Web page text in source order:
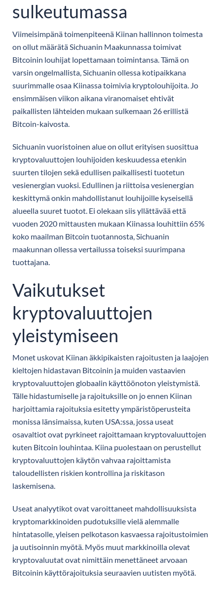
sulkeutumassa
Viimeisimpänä toimenpiteenä Kiinan hallinnon toimesta
on ollut määrätä Sichuanin Maakunnassa toimivat
Bitcoinin louhijat lopettamaan toimintansa. Tämä on
varsin ongelmallista, Sichuanin ollessa kotipaikkana
suurimmalle osaa Kiinassa toimivia kryptolouhijoita. Jo
ensimmäisen viikon aikana viranomaiset ehtivät
paikallisten lähteiden mukaan sulkemaan 26 erillistä
Bitcoin-kaivosta.
Sichuanin vuoristoinen alue on ollut erityisen suosittua
kryptovaluuttojen louhijoiden keskuudessa etenkin
suurten tilojen sekä edullisen paikallisesti tuotetun
vesienergian vuoksi. Edullinen ja riittoisa vesienergian
keskittymä onkin mahdollistanut louhijoille kyseisellä
alueella suuret tuotot. Ei olekaan siis yllättävää että
vuoden 2020 mittausten mukaan Kiinassa louhittiin 65%
koko maailman Bitcoin tuotannosta, Sichuanin
maakunnan ollessa vertailussa toiseksi suurimpana
tuottajana.
Vaikutukset
kryptovaluuttojen
yleistymiseen
Monet uskovat Kiinan äkkipikaisten rajoitusten ja laajojen
kieltojen hidastavan Bitcoinin ja muiden vastaavien
kryptovaluuttojen globaalin käyttöönoton yleistymistä.
Tälle hidastumiselle ja rajoituksille on jo ennen Kiinan
harjoittamia rajoituksia esitetty ympäristöperusteita
monissa länsimaissa, kuten USA:ssa, jossa useat
osavaltiot ovat pyrkineet rajoittamaan kryptovaluuttojen
kuten Bitcoin louhintaa. Kiina puolestaan on perustellut
kryptovaluuttojen käytön vahvaa rajoittamista
taloudellisten riskien kontrollina ja riskitason
laskemisena.
Useat analyytikot ovat varoittaneet mahdollisuuksista
kryptomarkkinoiden pudotuksille vielä alemmalle
hintatasolle, yleisen pelkotason kasvaessa rajoitustoimien
ja uutisoinnin myötä. Myös muut markkinoilla olevat
kryptovaluutat ovat nimittäin menettäneet arvoaan
Bitcoinin käyttörajoituksia seuraavien uutisten myötä.